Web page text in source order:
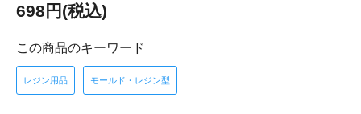
698円(税込)
この商品のキーワード
レジン用品 モールド・レジン型